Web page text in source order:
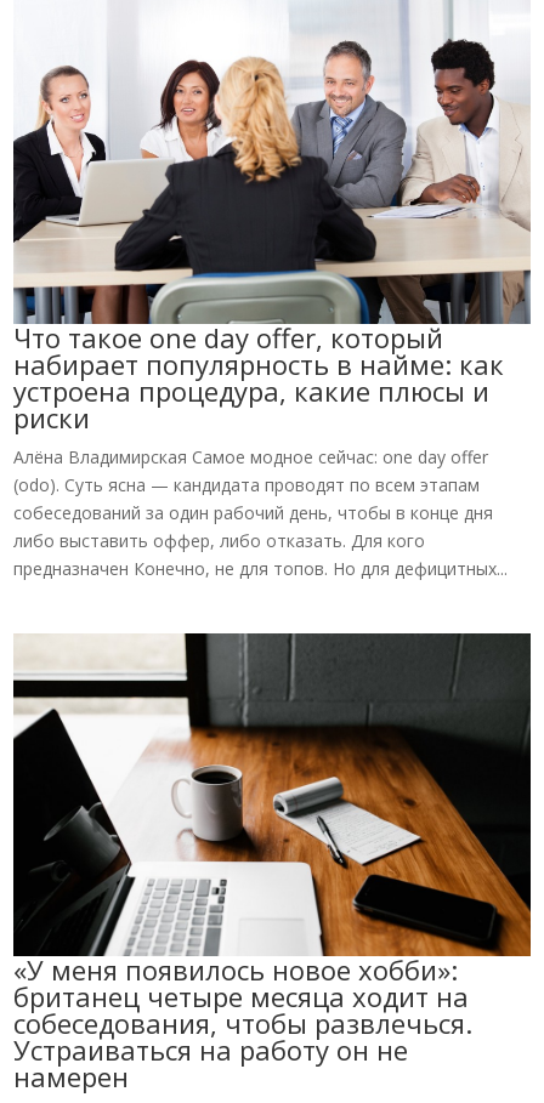
Что такое one day offer, который
набирает популярность в найме: как
устроена процедура, какие плюсы и
риски
Алёна Владимирская Самое модное сейчас: one day offer
(odo). Суть ясна — кандидата проводят по всем этапам
собеседований за один рабочий день, чтобы в конце дня
либо выставить оффер, либо отказать. Для кого
предназначен Конечно, не для топов. Но для дефицитных...
«У меня появилось новое хобби»:
британец четыре месяца ходит на
собеседования, чтобы развлечься.
Устраиваться на работу он не
намерен